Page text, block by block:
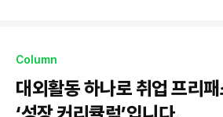
Column
대외활동 하나로 취업 프리